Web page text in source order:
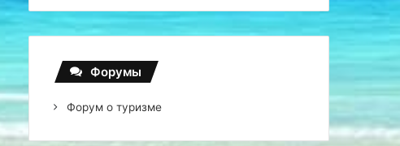
Форумы
Форум о туризме